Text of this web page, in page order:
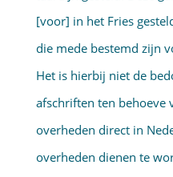
[voor] in het Fries
die mede bestemd zijn
Het is hierbij niet de
afschriften ten behoeve
overheden direct in
overheden dienen te